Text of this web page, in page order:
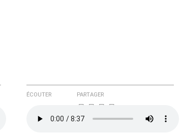
ÉCOUTER PARTAGER